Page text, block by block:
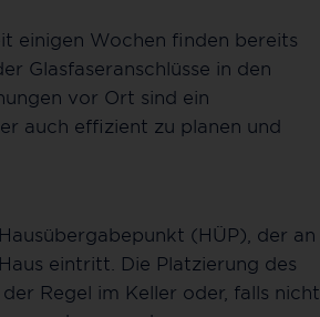
einigen Wochen finden bereits
Glasfaseranschlüsse in den
vor Ort sind ein
auch effizient zu planen und
(HÜP), der an
eintritt. Die Platzierung des
Regel im Keller oder, falls nicht